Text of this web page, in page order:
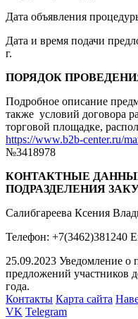
Дата объявления
Дата и время подачи
г.
ПОРЯДОК
Подробное описание
также условий договора
торговой площадке,
https://www.b2b-center.ru/
№3418978
КОНТАКТНЫЕ
ПОДРАЗДЕЛЕНИЯ
Салибгареева Ксения
Телефон: +7(3462)381240
25.09.2023 Уведомление о
предложений участников
года.
Контакты Карта сайта
VK Telegram